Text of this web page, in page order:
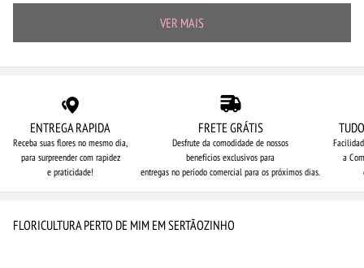
VER MAIS
ENTREGA RAPIDA
Receba suas flores no mesmo dia,
para surpreender com rapidez
e praticidade!
FRETE GRÁTIS
Desfrute da comodidade de nossos
benefícios exclusivos para
entregas no período comercial para os próximos dias.
a
FLORICULTURA PERTO DE MIM EM SERTÃOZINHO